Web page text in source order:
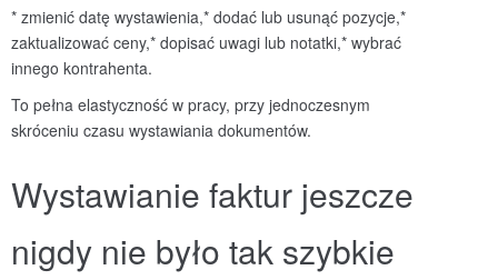
* zmienić datę wystawienia,* dodać lub usunąć pozycje,*
zaktualizować ceny,* dopisać uwagi lub notatki,* wybrać
innego kontrahenta.
To pełna elastyczność w pracy, przy jednoczesnym
skróceniu czasu wystawiania dokumentów.
Wystawianie faktur jeszcze
nigdy nie było tak szybkie